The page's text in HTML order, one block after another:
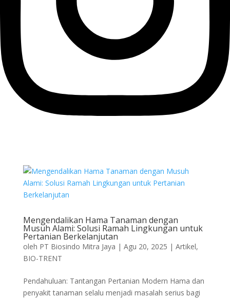
Mengendalikan Hama Tanaman dengan
Musuh Alami: Solusi Ramah Lingkungan untuk
Pertanian Berkelanjutan
oleh PT Biosindo Mitra Jaya | Agu 20, 2025 | Artikel,
BIO-TRENT
Pendahuluan: Tantangan Pertanian Modern Hama dan
penyakit tanaman selalu menjadi masalah serius bagi